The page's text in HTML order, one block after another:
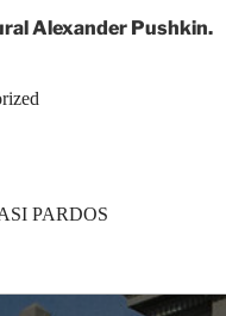
Alexander Pushkin.
PARDOS